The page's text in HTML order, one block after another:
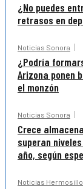
¿No puedes
retrasos en
Noticias Sonora
¿Podría
Arizona ponen
el monzón
Noticias Sonora
Crece
superan
año, según
Noticias Hermosillo